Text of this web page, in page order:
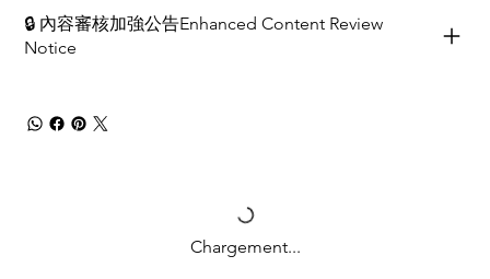
🔒 內容審核加強公告Enhanced Content Review
Notice
Chargement...